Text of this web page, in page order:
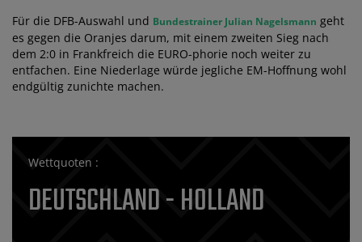
Für die DFB-Auswahl und Bundestrainer Julian Nagelsmann geht
es gegen die Oranjes darum, mit einem zweiten Sieg nach
dem 2:0 in Frankfreich die EURO-phorie noch weiter zu
entfachen. Eine Niederlage würde jegliche EM-Hoffnung wohl
endgültig zunichte machen.
Wettquoten :
DEUTSCHLAND - HOLLAND